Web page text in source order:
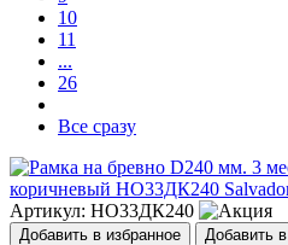
10
11
...
26
Все сразу
Артикул: НО33ДК240
Добавить в избранное Добавить